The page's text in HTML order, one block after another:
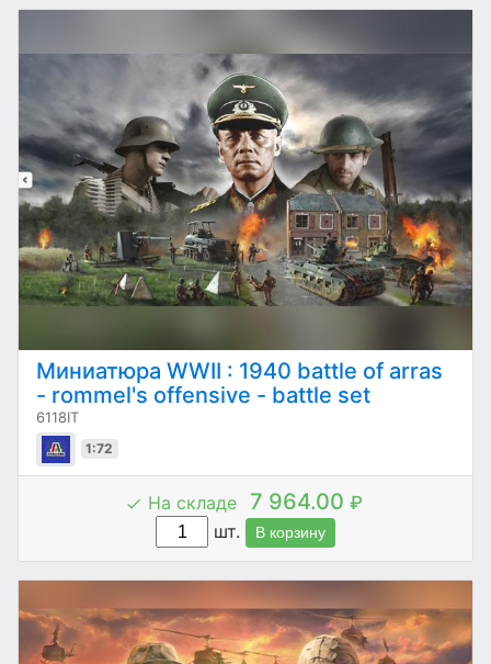
Миниатюра WWII : 1940 battle of arras
- rommel's offensive - battle set
6118IT
1:72
На складе 7 964.00 ₽
шт.
В корзину